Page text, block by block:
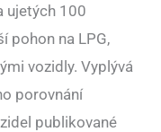
ujetých 100
pohon na LPG,
vozidly. Vyplývá
porovnání
publikované